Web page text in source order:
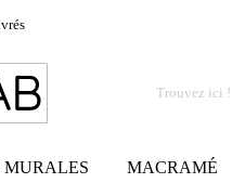
MURALES MACRAMÉ